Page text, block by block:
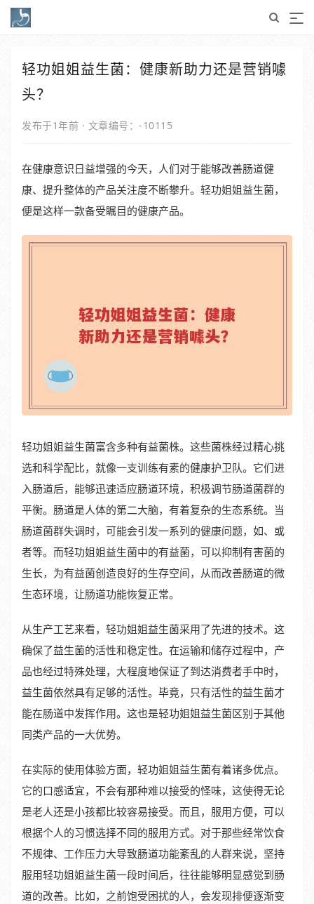
轻功姐姐益生菌：健康新助力还是营销噱
头？
发布于1年前 · 文章编号：-10115
在健康意识日益增强的今天，人们对于能够改善肠道健
康、提升整体的产品关注度不断攀升。轻功姐姐益生菌，
便是这样一款备受瞩目的健康产品。
轻功姐姐益生菌富含多种有益菌株。这些菌株经过精心挑
选和科学配比，就像一支训练有素的健康护卫队。它们进
入肠道后，能够迅速适应肠道环境，积极调节肠道菌群的
平衡。肠道是人体的第二大脑，有着复杂的生态系统。当
肠道菌群失调时，可能会引发一系列的健康问题，如、或
者等。而轻功姐姐益生菌中的有益菌，可以抑制有害菌的
生长，为有益菌创造良好的生存空间，从而改善肠道的微
生态环境，让肠道功能恢复正常。
从生产工艺来看，轻功姐姐益生菌采用了先进的技术。这
确保了益生菌的活性和稳定性。在运输和储存过程中，产
品也经过特殊处理，大程度地保证了到达消费者手中时，
益生菌依然具有足够的活性。毕竟，只有活性的益生菌才
能在肠道中发挥作用。这也是轻功姐姐益生菌区别于其他
同类产品的一大优势。
在实际的使用体验方面，轻功姐姐益生菌有着诸多优点。
它的口感适宜，不会有那种难以接受的怪味，这使得无论
是老人还是小孩都比较容易接受。而且，服用方便，可以
根据个人的习惯选择不同的服用方式。对于那些经常饮食
不规律、工作压力大导致肠道功能紊乱的人群来说，坚持
服用轻功姐姐益生菌一段时间后，往往能够明显感觉到肠
道的改善。比如，之前饱受困扰的人，会发现排便逐渐变